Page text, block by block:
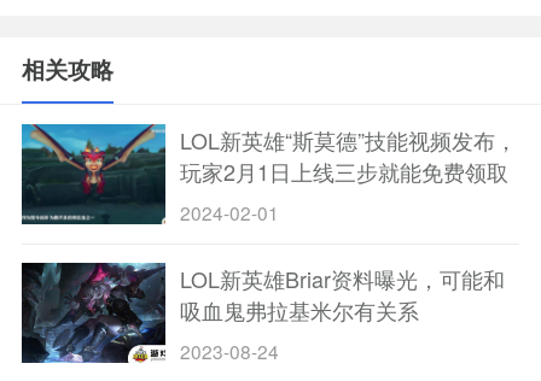
相关攻略
LOL新英雄“斯莫德”技能视频发布，
玩家2月1日上线三步就能免费领取
英雄+皮肤
2024-02-01
LOL新英雄Briar资料曝光，可能和
吸血鬼弗拉基米尔有关系
2023-08-24